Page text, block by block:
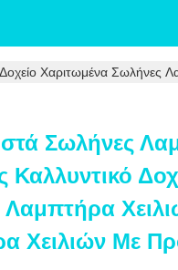
Χαριτωμένα
Σωλήνες
Καλλυντικό
Χειλιών Με